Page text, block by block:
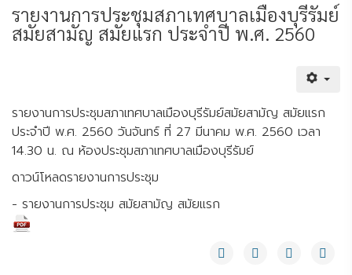
รายงานการประชุมสภาเทศบาลเมืองบุรีรัมย์
สมัยสามัญ สมัยแรก ประจำปี พ.ศ. 2560
รายงานการประชุมสภาเทศบาลเมืองบุรีรัมย์สมัยสามัญ สมัยแรก
ประจำปี พ.ศ. 2560 วันจันทร์ ที่ 27 มีนาคม พ.ศ. 2560 เวลา
14.30 น. ณ ห้องประชุมสภาเทศบาลเมืองบุรีรัมย์
ดาวน์โหลดรายงานการประชุม
- รายงานการประชุม สมัยสามัญ สมัยแรก